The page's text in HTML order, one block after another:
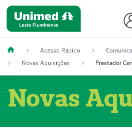
Acesso Rápido
Novas Aquisições
Novas